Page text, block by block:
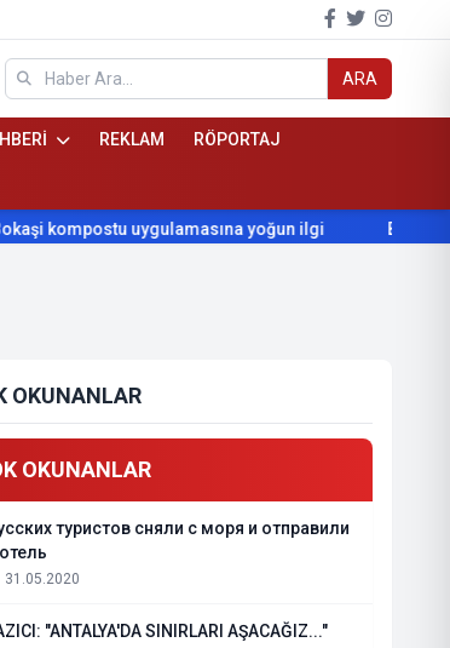
ARA
REKLAM RÖPORTAJ
uygulamasına yoğun ilgi Beydağ’ın
OKUNANLAR
OKUNANLAR
туристов сняли с моря и отправили
31.05.2020
"ANTALYA'DA SINIRLARI AŞACAĞIZ..."